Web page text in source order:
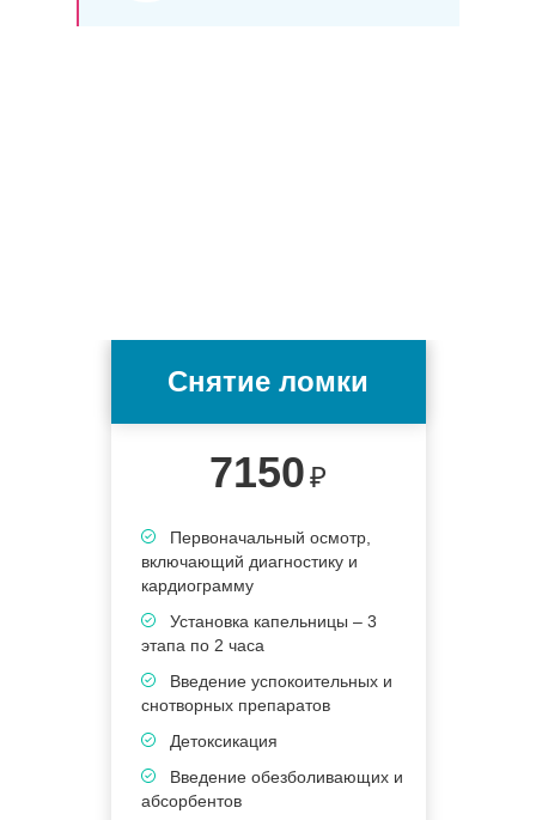
Снятие ломки
7150₽
Первоначальный осмотр,
включающий диагностику и
кардиограмму
Установка капельницы – 3
этапа по 2 часа
Введение успокоительных и
снотворных препаратов
Детоксикация
Введение обезболивающих и
абсорбентов